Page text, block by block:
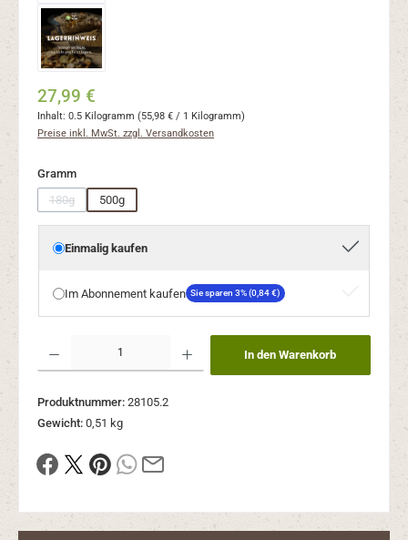
27,99 €
Inhalt: 0.5 Kilogramm (55,98 € / 1 Kilogramm)
Preise inkl. MwSt. zzgl. Versandkosten
Grammauswählen
180g
(Diese Option ist zurzeit nicht verfügbar.)
500g
Einmalig kaufen
Im Abonnement kaufen Sie sparen 3% (0,84 €)
Produkt Anzahl: Gib den gewünschten Wert ein oder benutze die Schaltflächen um die
In den Warenkorb
Produktnummer: 28105.2
Gewicht: 0,51 kg